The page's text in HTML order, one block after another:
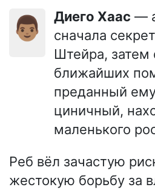
👨🏽 Диего Хаас —
сначала
Штейра, затем
ближайших
преданный
циничный,
маленького
Реб вёл зачастую
жестокую борьбу за